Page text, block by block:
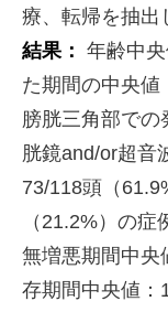
療、転帰を抽出
結果： 年齢中
た期間の中央値
膀胱三角部での
胱鏡and/or超音
73/118頭（
（21.2%）の症
無増悪期間中央
存期間中央値：